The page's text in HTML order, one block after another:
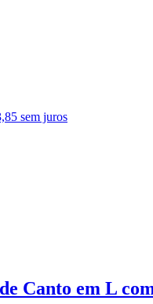
sem juros
Canto em L